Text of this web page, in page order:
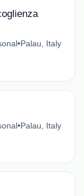
•Palau, Italy
•Palau, Italy